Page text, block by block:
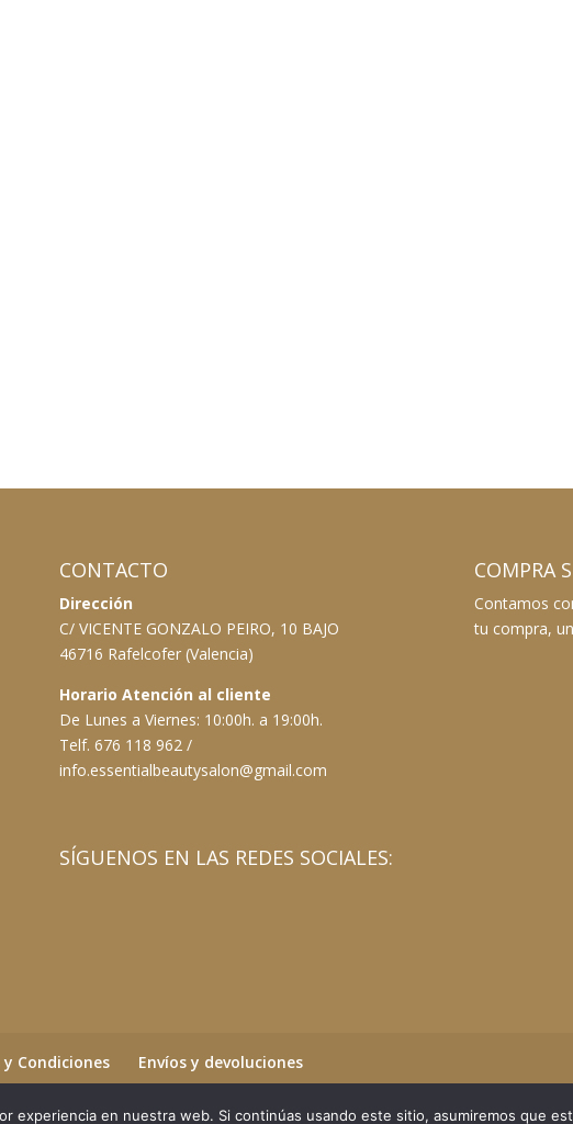
CONTACTO
Dirección
C/ VICENTE GONZALO PEIRO, 10 BAJO
46716 Rafelcofer (Valencia)
Horario Atención al cliente
De Lunes a Viernes: 10:00h. a 19:00h.
Telf. 676 118 962 /
info.essentialbeautysalon@gmail.com
SÍGUENOS EN LAS REDES SOCIALES:
COMPRA
Contamos
tu compra,
Condiciones Envíos y devoluciones
experiencia en nuestra web. Si continúas usando este sitio, asumiremos que